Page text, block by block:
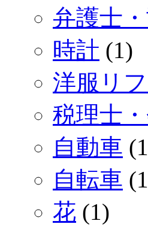
弁護士
時計 (1)
洋服リ
税理士
自動車
自転車
花 (1)